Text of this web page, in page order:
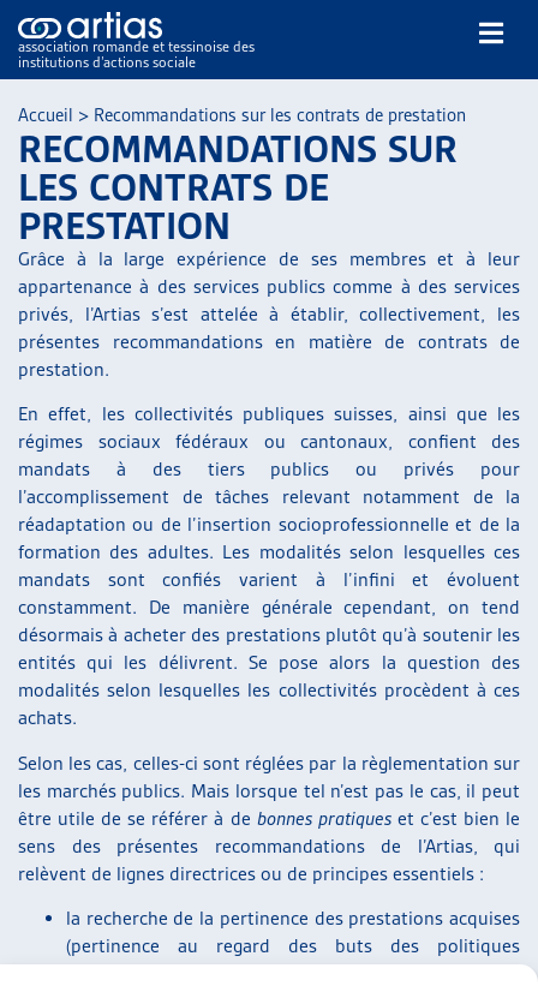
association romande et tessinoise des
institutions d’actions sociale
NOS PUBLICATIONS
ARTICLES
DOSSIERS DU MOIS
RESSOURCES
THÉMATIQUES
GUIDE SOCIAL ROMAND
AUTRES
ARTIAS
L’ASSOCIATION
PROJETS ET ACTIVITÉS
JOURNÉES D’AUTOMNE
Accueil > Recommandations sur les contrats de prestation
RECOMMANDATIONS SUR
LES CONTRATS DE
PRESTATION
Grâce à la large expérience de ses membres et à leur
appartenance à des services publics comme à des services
privés, l’Artias s’est attelée à établir, collectivement, les
présentes recommandations en matière de contrats de
prestation.
En effet, les collectivités publiques suisses, ainsi que les
régimes sociaux fédéraux ou cantonaux, confient des
mandats à des tiers publics ou privés pour
l’accomplissement de tâches relevant notamment de la
réadaptation ou de l’insertion socioprofessionnelle et de la
formation des adultes. Les modalités selon lesquelles ces
mandats sont confiés varient à l’infini et évoluent
constamment. De manière générale cependant, on tend
désormais à acheter des prestations plutôt qu’à soutenir les
entités qui les délivrent. Se pose alors la question des
modalités selon lesquelles les collectivités procèdent à ces
achats.
Selon les cas, celles-ci sont réglées par la règlementation sur
les marchés publics. Mais lorsque tel n’est pas le cas, il peut
être utile de se référer à de bonnes pratiques et c’est bien le
sens des présentes recommandations de l’Artias, qui
relèvent de lignes directrices ou de principes essentiels :
la recherche de la pertinence des prestations acquises
(pertinence au regard des buts des politiques